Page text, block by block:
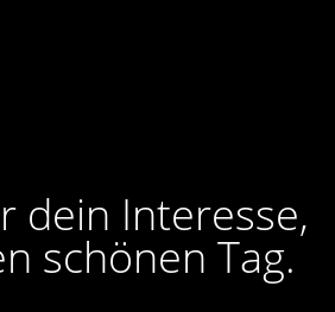
dein Interesse,
schönen Tag.